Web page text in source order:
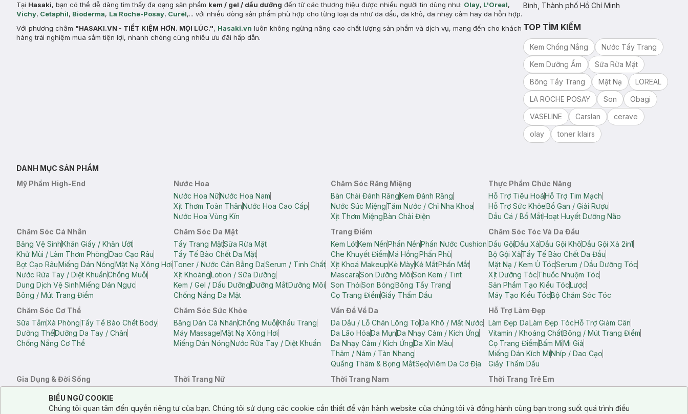
Tại Hasaki, bạn có thể dễ dàng tìm thấy đa dạng sản phẩm kem / gel / dầu dưỡng đến từ các thương hiệu được nhiều người tin dùng như: Olay, L'Oreal,
Vichy, Cetaphil, Bioderma, La Roche-Posay, Curél,... với nhiều dòng sản phẩm phù hợp cho từng loại da như da dầu, da khô, da nhạy cảm hay da hỗn hợp.
Với phương châm "HASAKI.VN - TIẾT KIỆM HƠN. MỌI LÚC.", Hasaki.vn luôn không ngừng nâng cao chất lượng sản phẩm và dịch vụ, mang đến cho khách
hàng trải nghiệm mua sắm tiện lợi, nhanh chóng cùng nhiều ưu đãi hấp dẫn.
Bình, Thành phố Hồ Chí Minh
TOP TÌM KIẾM
Kem Chống Nắng
Nước Tẩy Trang
Kem Dưỡng Ẩm
Sữa Rửa Mặt
Bông Tẩy Trang
Mặt Nạ
LOREAL
LA ROCHE POSAY
Son
Obagi
VASELINE
Carslan
cerave
olay
toner klairs
DANH MỤC SẢN PHẨM
Mỹ Phẩm High-End
Nước Hoa
Nước Hoa NữNước Hoa Nam
Xịt Thơm Toàn ThânNước Hoa Cao Cấp
Nước Hoa Vùng Kín
Chăm Sóc Răng Miệng
Bàn Chải Đánh RăngKem Đánh Răng
Nước Súc MiệngTăm Nước / Chỉ Nha Khoa
Xịt Thơm MiệngBàn Chải Điện
Thực Phẩm Chức Năng
Hỗ Trợ Tiêu HoáHỗ Trợ Tim Mạch
Hỗ Trợ Sức KhỏeBổ Gan / Giải Rượu
Dầu Cá / Bổ MắtHoạt Huyết Dưỡng Não
Chăm Sóc Cá Nhân
Băng Vệ SinhKhăn Giấy / Khăn Ướt
Khử Mùi / Làm Thơm PhòngDao Cạo Râu
Bọt Cạo RâuMiếng Dán NóngMặt Nạ Xông Hơi
Nước Rửa Tay / Diệt KhuẩnChống Muỗi
Dung Dịch Vệ SinhMiếng Dán Ngực
Bông / Mút Trang Điểm
Chăm Sóc Da Mặt
Tẩy Trang MặtSữa Rửa Mặt
Tẩy Tế Bào Chết Da Mặt
Toner / Nước Cân Bằng DaSerum / Tinh Chất
Xịt KhoángLotion / Sữa Dưỡng
Kem / Gel / Dầu DưỡngDưỡng MắtDưỡng Môi
Chống Nắng Da Mặt
Trang Điểm
Kem LótKem NềnPhấn NềnPhấn Nước Cushion
Che Khuyết ĐiểmMá HồngPhấn Phủ
Xịt Khoá MakeupKẻ MàyKẻ MắtPhấn Mắt
MascaraSon Dưỡng MôiSon Kem / Tint
Son ThỏiSon BóngBông Tẩy Trang
Cọ Trang ĐiểmGiấy Thấm Dầu
Chăm Sóc Tóc Và Da Đầu
Dầu GộiDầu XảDầu Gội KhôDầu Gội Xả 2in1
Bộ Gội XảTẩy Tế Bào Chết Da Đầu
Mặt Nạ / Kem Ủ TócSerum / Dầu Dưỡng Tóc
Xịt Dưỡng TócThuốc Nhuộm Tóc
Sản Phẩm Tạo Kiểu TócLược
Máy Tạo Kiểu TócBộ Chăm Sóc Tóc
Chăm Sóc Cơ Thể
Sữa TắmXà PhòngTẩy Tế Bào Chết Body
Dưỡng ThểDưỡng Da Tay / Chân
Chống Nắng Cơ Thể
Chăm Sóc Sức Khỏe
Băng Dán Cá NhânChống MuỗiKhẩu Trang
Máy MassageMặt Nạ Xông Hơi
Miếng Dán NóngNước Rửa Tay / Diệt Khuẩn
Vấn Đề Về Da
Da Dầu / Lỗ Chân Lông ToDa Khô / Mất Nước
Da Lão HóaDa MụnDa Nhạy Cảm / Kích Ứng
Da Nhạy Cảm / Kích ỨngDa Xỉn Màu
Thâm / Nám / Tàn Nhang
Quầng Thâm & Bọng MắtSẹoViêm Da Cơ Địa
Hỗ Trợ Làm Đẹp
Làm Đẹp DaLàm Đẹp TócHỗ Trợ Giảm Cân
Vitamin / Khoáng ChấtBông / Mút Trang Điểm
Cọ Trang ĐiểmBấm MiMi Giả
Miếng Dán Kích MíNhíp / Dao Cạo
Giấy Thấm Dầu
Gia Dụng & Đời Sống
Bông Tắm / Phụ Kiện Tắm
Phụ Kiện Điện Thoại Quạt Cầm Tay / Quạt Mini
Khử Mùi / Làm Thơm PhòngNước GiặtNước Xả
Thời Trang Nữ
Quần Lót NữQuần Short Nữ
Thời Trang Nam
Thời Trang Trẻ Em
Cookie Consent
Notice about cookies usage
BIỂU NGỮ COOKIE
Chúng tôi quan tâm đến quyền riêng tư của bạn. Chúng tôi sử dụng các cookie cần thiết để vận hành website của chúng tôi và đồng hành cùng bạn trong suốt quá trình điều